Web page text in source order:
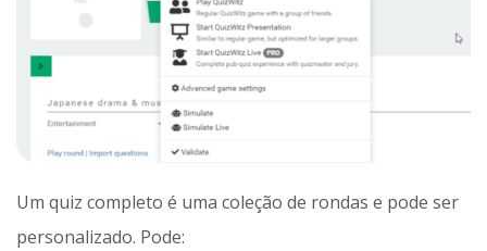
Um quiz completo é uma coleção de rondas e pode ser
personalizado. Pode: